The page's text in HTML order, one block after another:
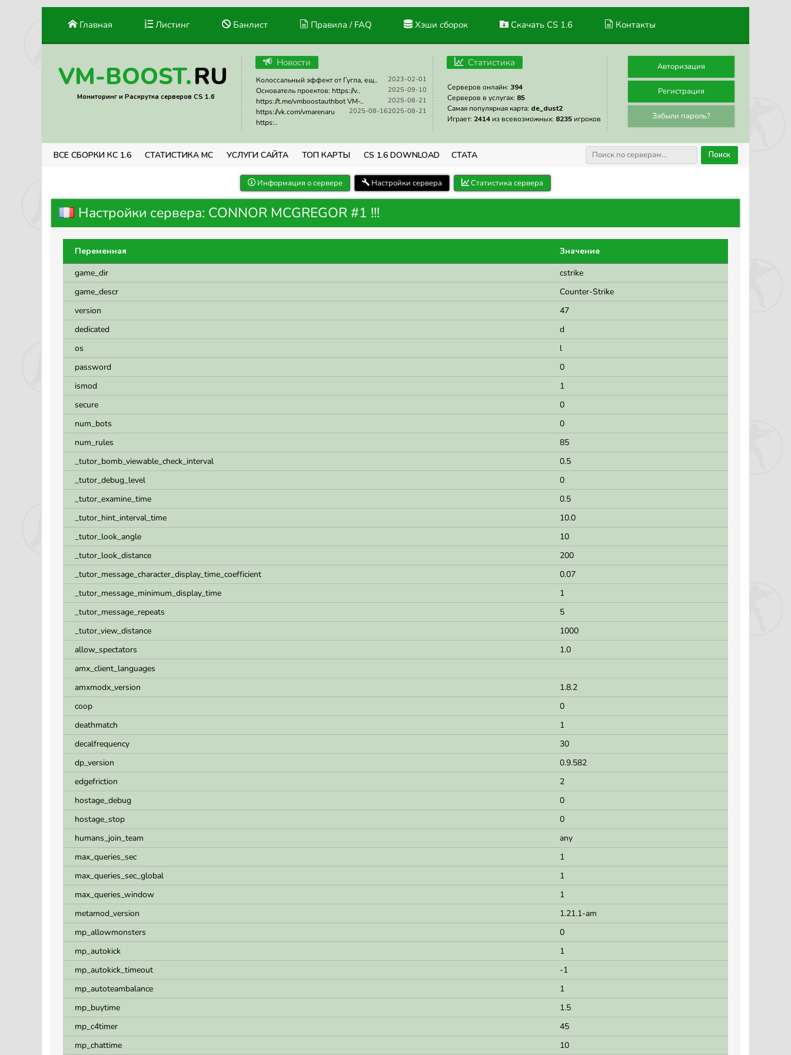
Главная Листинг Банлист Правила / FAQ Хэши сборок Скачать CS 1.6 Контакты
VM-BOOST.RU
Мониторинг и Раскрутка серверов CS 1.6
Новости
2023-02-01
Колоссальный эффект от Гугла, ещ..
2025-09-10
Основатель проектов: https://v..
2025-08-21
https://t.me/vmboostauthbot VM-..
2025-08-21
2025-08-16
https://vk.com/vmarenaru
https:..
Статистика
Серверов онлайн: 394
Серверов в услугах: 85
Самая популярная карта: de_dust2
Играет: 2414 из всевозможных: 8235 игроков
Авторизация
Регистрация
Забыли пароль?
ВСЕ СБОРКИ КС 1.6 СТАТИСТИКА МС УСЛУГИ САЙТА ТОП КАРТЫ CS 1.6 DOWNLOAD СТАТА Поиск
Информация о сервере Настройки сервера Статистика сервера
Настройки сервера: CONNOR MCGREGOR #1 !!!
Переменная
Значение
game_dir
cstrike
game_descr
Counter-Strike
version
47
dedicated
d
os
l
password
0
ismod
1
secure
0
num_bots
0
num_rules
85
_tutor_bomb_viewable_check_interval
0.5
_tutor_debug_level
0
_tutor_examine_time
0.5
_tutor_hint_interval_time
10.0
_tutor_look_angle
10
_tutor_look_distance
200
_tutor_message_character_display_time_coefficient
0.07
_tutor_message_minimum_display_time
1
_tutor_message_repeats
5
_tutor_view_distance
1000
allow_spectators
1.0
amx_client_languages
amxmodx_version
1.8.2
coop
0
deathmatch
1
decalfrequency
30
dp_version
0.9.582
edgefriction
2
hostage_debug
0
hostage_stop
0
humans_join_team
any
max_queries_sec
1
max_queries_sec_global
1
max_queries_window
1
metamod_version
1.21.1-am
mp_allowmonsters
0
mp_autokick
1
mp_autokick_timeout
-1
mp_autoteambalance
1
mp_buytime
1.5
mp_c4timer
45
mp_chattime
10